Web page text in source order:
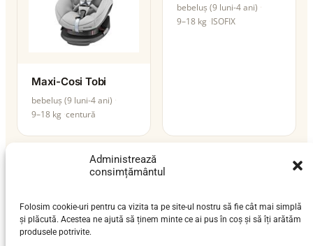
Administrează
consimțământul
Folosim cookie-uri pentru ca vizita ta pe site-ul nostru să fie cât mai simplă
și plăcută. Acestea ne ajută să ținem minte ce ai pus în coș și să îți arătăm
produsele potrivite.
Maxi-Cosi Tobi
bebeluș (9 luni-4 ani)
9–18 kg centură
bebeluș (9 luni-4 ani)
9–18 kg ISOFIX